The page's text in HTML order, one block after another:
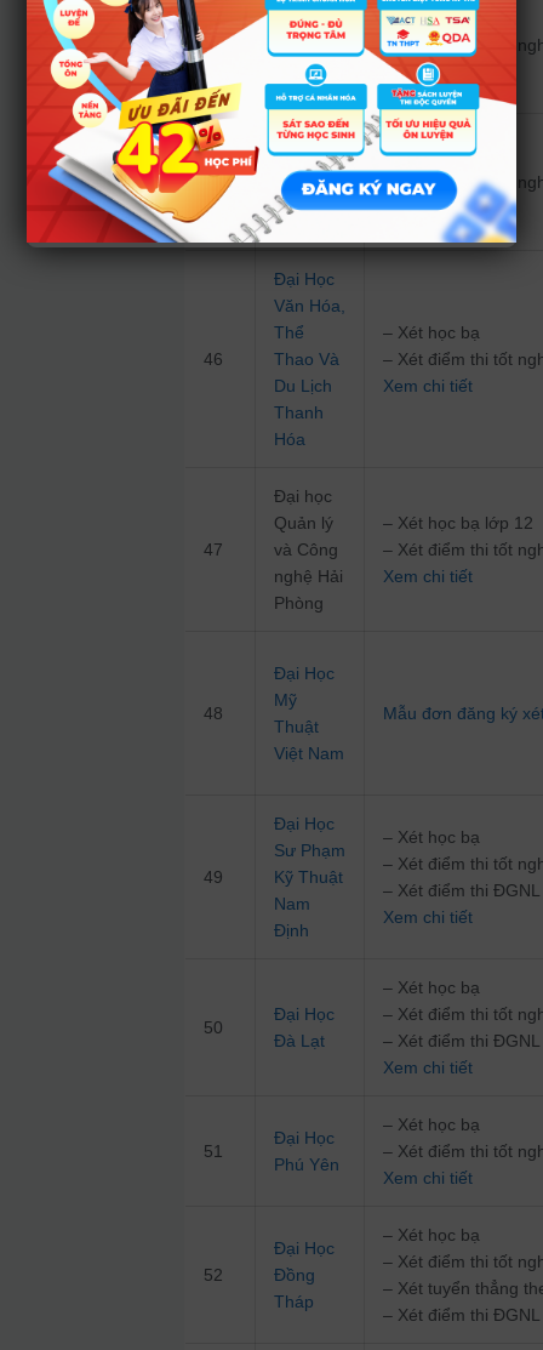
44
Đại Học
Công
Nghiệp
Việt Trì
– Xét học bạ
– Xét điểm thi tốt
Xem chi tiết
45
Đại học
Nông
Lâm Bắc
Giang
– Xét học bạ
– Xét điểm thi tốt
Xem chi tiết
46
Đại Học
Văn Hóa,
Thể
Thao Và
Du Lịch
Thanh
Hóa
– Xét học bạ
– Xét điểm thi tốt
Xem chi tiết
47
Đại học
Quản lý
và Công
nghệ Hải
Phòng
– Xét học bạ lớp 12
– Xét điểm thi tốt
Xem chi tiết
48
Đại Học
Mỹ
Thuật
Việt Nam
Mẫu đơn đăng ký
49
Đại Học
Sư Phạm
Kỹ Thuật
Nam
Định
– Xét học bạ
– Xét điểm thi tốt
– Xét điểm thi
Xem chi tiết
50
Đại Học
Đà Lạt
– Xét học bạ
– Xét điểm thi tốt
– Xét điểm thi ĐGNL
Xem chi tiết
51
Đại Học
Phú Yên
– Xét học bạ
– Xét điểm thi tốt
Xem chi tiết
52
Đại Học
Đồng
Tháp
– Xét học bạ
– Xét điểm thi tốt
– Xét tuyển thẳng
– Xét điểm thi